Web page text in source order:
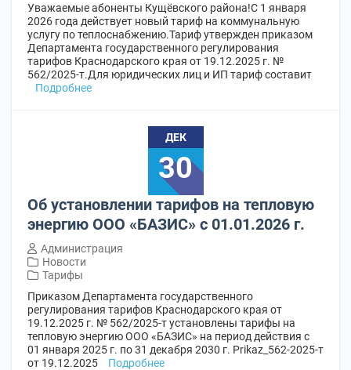
Уважаемые абоненты Кущёвского района!С 1 января
2026 года действует новый тариф на коммунальную
услугу по теплоснабжению.Тариф утвержден приказом
Департамента государственного регулирования
тарифов Краснодарского края от 19.12.2025 г. №
562/2025-т.Для юридических лиц и ИП тариф составит
Подробнее
ДЕК
30
Об установлении тарифов на тепловую
энергию ООО «БАЗИС» с 01.01.2026 г.
Администрация
Новости
Тарифы
Приказом Департамента государственного
регулирования тарифов Краснодарского края от
19.12.2025 г. № 562/2025-т установлены тарифы на
тепловую энергию ООО «БАЗИС» на период действия с
01 января 2025 г. по 31 декабря 2030 г. Prikaz_562-2025-т
от 19.12.2025
Подробнее